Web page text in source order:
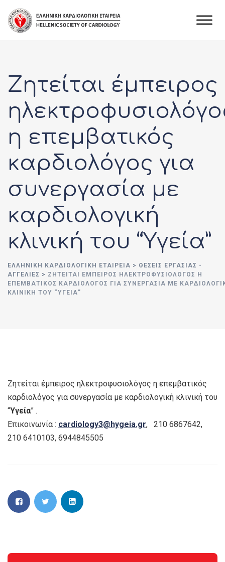
content
Ζητείται έμπειρος
η επεμβατικός
καρδιολόγος για
συνεργασία με
καρδιολογική
κλινική του “Υγεία”
ΕΛΛΗΝΙΚΉ ΚΑΡΔΙΟΛΟΓΙΚΉ ΕΤΑΙΡΕΊΑ > ΘΈΣΕΙΣ ΕΡΓΑΣΊΑΣ -
ΑΓΓΕΛΊΕΣ > ΖΗΤΕΊΤΑΙ ΈΜΠΕΙΡΟΣ ΗΛΕΚΤΡΟΦΥΣΙΟΛΌΓΟΣ Η
ΕΠΕΜΒΑΤΙΚΌΣ ΚΑΡΔΙΟΛΌΓΟΣ ΓΙΑ ΣΥΝΕΡΓΑΣΊΑ ΜΕ
ΚΛΙΝΙΚΉ ΤΟΥ “ΥΓΕΊΑ”
Ζητείται έμπειρος ηλεκτροφυσιολόγος η επεμβατικός
καρδιολόγος για συνεργασία με καρδιολογική κλινική του
“Υγεία” .
Επικοινωνία : cardiology3@hygeia.gr, 210 6867642,
210 6410103, 6944845505